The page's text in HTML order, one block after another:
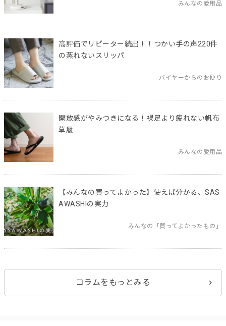
みんなの愛用品
高評価でリピーター続出！！つかい手の声220件
の蒸れないスリッパ
バイヤーからのお便り
開放感がやみつきになる！裸足より疲れない帆布
草履
みんなの愛用品
【みんなの買ってよかった】使えば分かる、SAS
AWASHIの実力
みんなの「買ってよかったもの」
コラムをもっとみる